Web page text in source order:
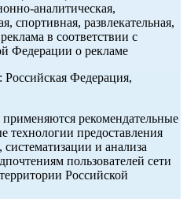
аналитическая,
спортивная, развлекательная,
в соответствии с
Федерации о рекламе
Российская Федерация,
рекомендательные
предоставления
и анализа
пользователей сети
Российской